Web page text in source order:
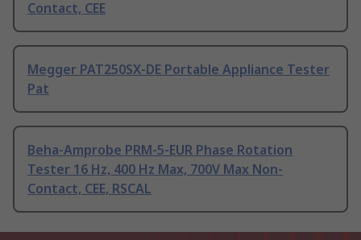
Contact, CEE
Megger PAT250SX-DE Portable Appliance Tester
Pat
Beha-Amprobe PRM-5-EUR Phase Rotation
Tester 16 Hz, 400 Hz Max, 700V Max Non-
Contact, CEE, RSCAL